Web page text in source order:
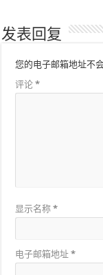
发表回复
您的电子邮箱地址不
评论*
显示名称*
电子邮箱地址*